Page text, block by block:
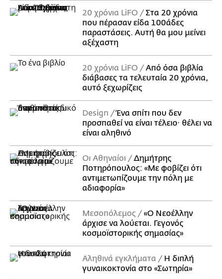
20 χρόνια LiFO
Στα 20 χρόνια
που πέρασαν είδα 100άδες
παραστάσεις. Αυτή θα μου μείνει
αξέχαστη
20 χρόνια LiFO
Από όσα βιβλία
διάβασες τα τελευταία 20 χρόνια,
αυτό ξεχωρίζεις
Design
Ένα σπίτι που δεν
προσπαθεί να είναι τέλειο· θέλει να
είναι αληθινό
Οι Αθηναίοι
Δημήτρης
Ποτηρόπουλος: «Με φοβίζει ότι
αντιμετωπίζουμε την πόλη με
αδιαφορία»
Μεσοπόλεμος
«Ο Νεοέλλην
άρχισε να λούεται. Γεγονός
κοσμοϊστορικής σημασίας»
Αληθινά εγκλήματα
Η διπλή
γυναικοκτονία στο «Σωτηρία»